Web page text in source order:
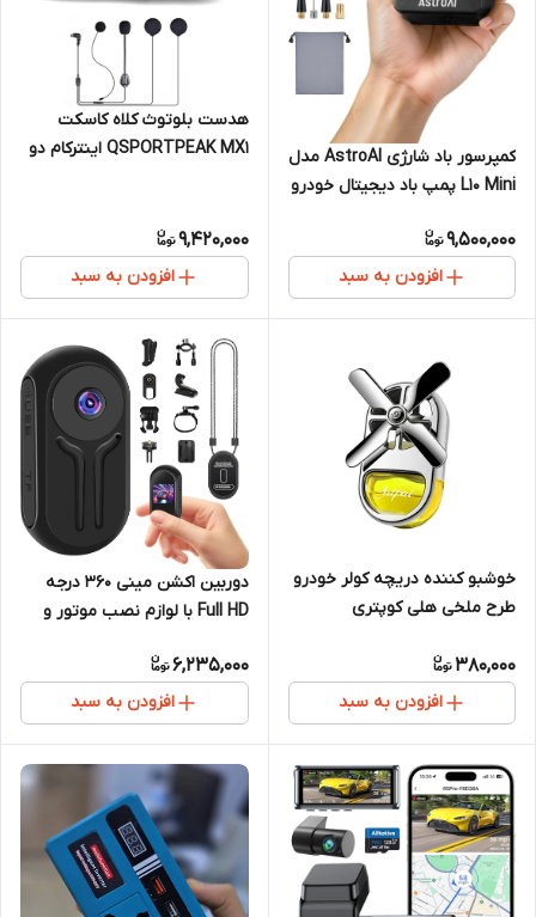
کمپرسور باد شارژی AstroAI مدل
L10 Mini پمپ باد دیجیتال خودرو
9,500,000
افزودن به سبد
هدست بلوتوث کلاه کاسکت
QSPORTPEAK MX1 اینترکام دو
9,420,000
افزودن به سبد
خوشبو کننده دریچه کولر خودرو
طرح ملخی هلی کوپتری
380,000
افزودن به سبد
دوربین اکشن مینی 360 درجه
Full HD با لوازم نصب موتور و
6,235,000
افزودن به سبد